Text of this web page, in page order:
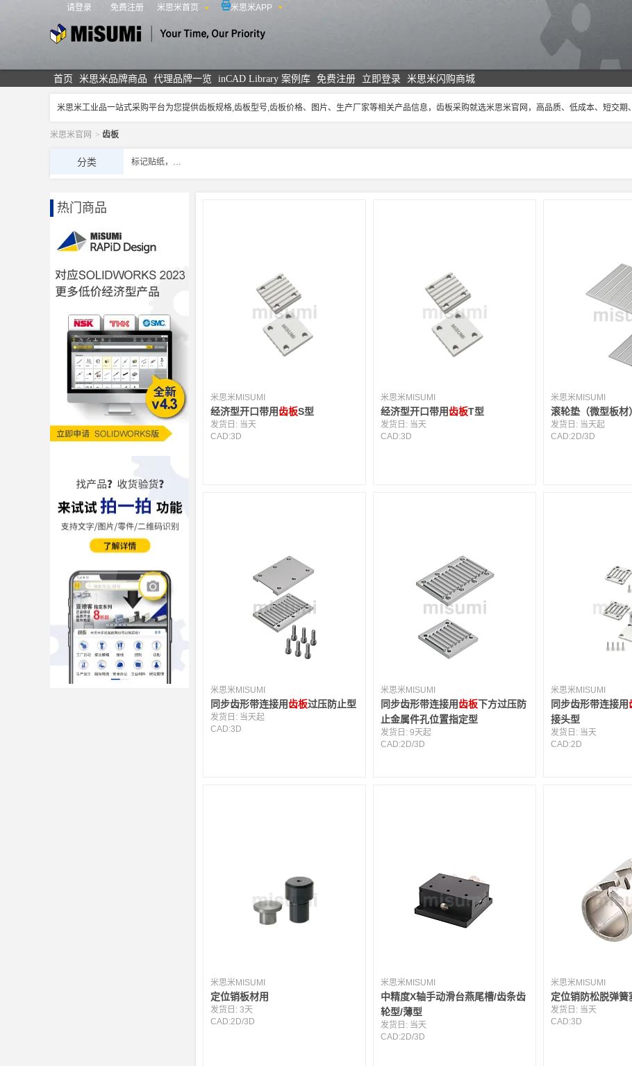
请登录 免费注册 米思米首页 米思米APP
首页 米思米品牌商品 代理品牌一览 inCAD Library 案例库 免费注册 立即登录 米思米闪购商城
米思米工业品一站式采购平台为您提供齿板规格,齿板型号,齿板价格、图片、生产厂家等相关产品信息，齿板采购就选米思米官网，高品质、低成本、短交期
米思米官网 > 齿板
分类 标记贴纸，板材
热门商品
米思米MISUMI
经济型开口带用齿板S型
发货日: 当天
CAD:3D
米思米MISUMI
经济型开口带用齿板T型
发货日: 当天
CAD:3D
米思米MISUMI
滚轮垫（微型板材
发货日: 当天起
CAD:2D/3D
米思米MISUMI
同步齿形带连接用齿板过压防止型
发货日: 当天起
CAD:3D
米思米MISUMI
同步齿形带连接用齿板下方过压防
止金属件孔位置指定型
发货日:9天起
CAD:2D/3D
米思米MISUMI
同步齿形带连接用
接头型
发货日: 当天
CAD:2D
米思米MISUMI
定位销板材用
发货日:3天
CAD:2D/3D
米思米MISUMI
中精度X轴手动滑台燕尾槽/齿条齿
轮型/薄型
发货日: 当天
CAD:2D/3D
米思米MISUMI
定位销防松脱弹簧
发货日: 当天
CAD:3D